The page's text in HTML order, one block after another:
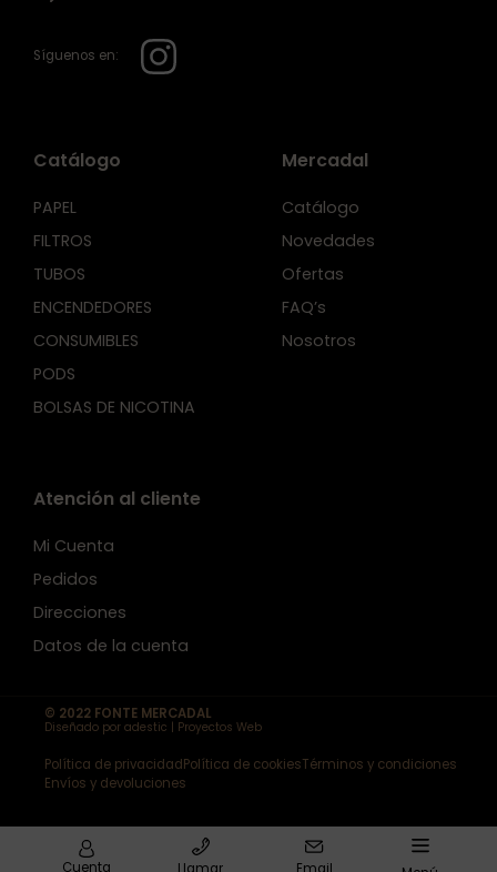
Síguenos en:
Catálogo
PAPEL
FILTROS
TUBOS
ENCENDEDORES
CONSUMIBLES
PODS
BOLSAS DE NICOTINA
Mercadal
Catálogo
Novedades
Ofertas
FAQ’s
Nosotros
Atención al cliente
Mi Cuenta
Pedidos
Direcciones
Datos de la cuenta
© 2022 FONTE MERCADAL
Diseñado por adestic | Proyectos Web
Política de privacidadPolítica de cookiesTérminos y condiciones
Envíos y devoluciones
Cuenta Llamar Email